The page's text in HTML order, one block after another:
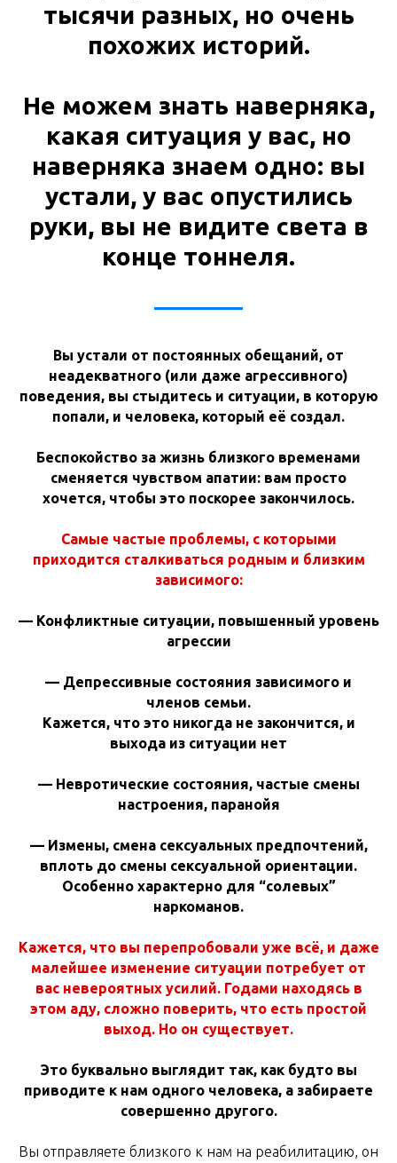
тысячи разных, но очень
похожих историй.
Не можем знать наверняка,
какая ситуация у вас, но
наверняка знаем одно: вы
устали, у вас опустились
руки, вы не видите света в
конце тоннеля.
Вы устали от постоянных обещаний, от
неадекватного (или даже агрессивного)
поведения, вы стыдитесь и ситуации, в которую
попали, и человека, который её создал.
Беспокойство за жизнь близкого временами
сменяется чувством апатии: вам просто
хочется, чтобы это поскорее закончилось.
Самые частые проблемы, с которыми
приходится сталкиваться родным и близким
зависимого:
— Конфликтные ситуации, повышенный уровень
агрессии
— Депрессивные состояния зависимого и
членов семьи.
Кажется, что это никогда не закончится, и
выхода из ситуации нет
— Невротические состояния, частые смены
настроения, паранойя
— Измены, смена сексуальных предпочтений,
вплоть до смены сексуальной ориентации.
Особенно характерно для “солевых”
наркоманов.
Кажется, что вы перепробовали уже всё, и даже
малейшее изменение ситуации потребует от
вас невероятных усилий. Годами находясь в
этом аду, сложно поверить, что есть простой
выход. Но он существует.
Это буквально выглядит так, как будто вы
приводите к нам одного человека, а забираете
совершенно другого.
Вы отправляете близкого к нам на реабилитацию, он